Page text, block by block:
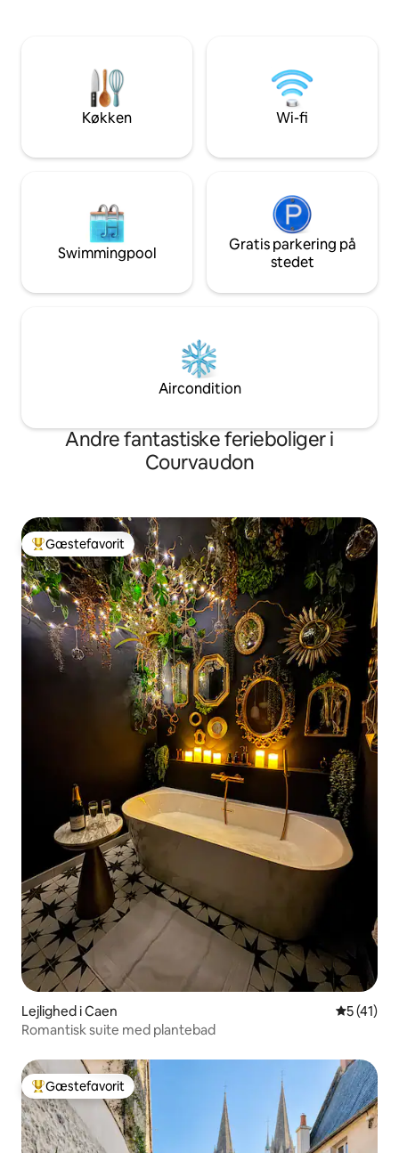
stier, en forladt landsby, ikke særlig travl.
Unik og sjælden.
afstand: kano-
mountainbike,
paragliding,
sommerkælk ....
Køkken Wi-fi
Swimmingpool
Gratis parkering på
stedet
Aircondition
Andre fantastiske ferieboliger i
Courvaudon
Bedste gæstefavorit
Gæstefavorit
Lejlighed i Caen 5 ud af 5
5 (41)
Romantisk suite med plantebad
Bedste gæstefavorit
Gæstefavorit